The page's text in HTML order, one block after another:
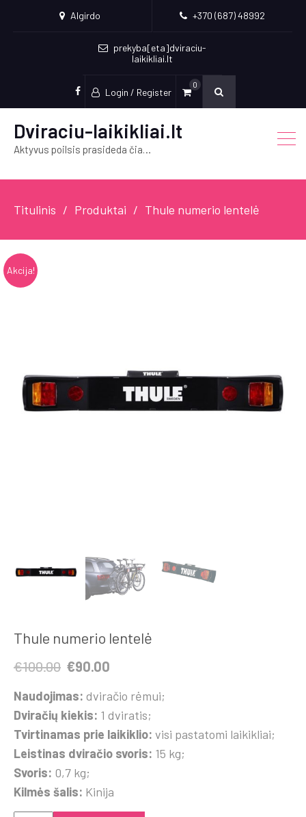
Algirdo +370 (687) 48992
prekyba[eta]dviraciu-
laikikliai.lt
Socialinės
Login / Register
0
Dviraciu-laikikliai.lt
Aktyvus poilsis prasideda čia…
Titulinis Produktai Thule numerio lentelė
Akcija!
Thule numerio lentelė
€100.00 Original
was:
€100.00.
€90.00
is:
€90.00.
Naudojimas: dviračio rėmui;
Dviračių kiekis: 1 dviratis;
Tvirtinamas prie laikiklio: visi pastatomi laikikliai;
Leistinas dviračio svoris: 15 kg;
Svoris: 0,7 kg;
Kilmės šalis: Kinija